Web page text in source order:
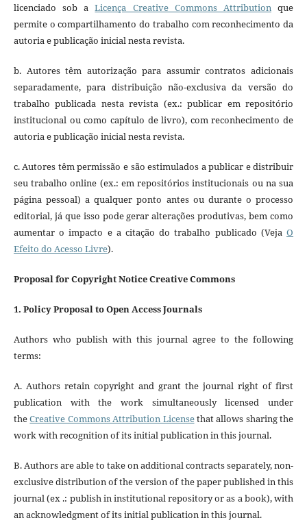
licenciado sob aLicença Creative Commons Attributionque
permite o compartilhamento do trabalho com reconhecimento da
autoria e publicação inicial nesta revista.
b. Autores têm autorização para assumir contratos adicionais
separadamente, para distribuição não-exclusiva da versão do
trabalho publicada nesta revista (ex.: publicar em repositório
institucional ou como capítulo de livro), com reconhecimento de
autoria e publicação inicial nesta revista.
c. Autores têm permissão e são estimulados a publicar e distribuir
seu trabalho online (ex.: em repositórios institucionais ou na sua
página pessoal) a qualquer ponto antes ou durante o processo
editorial, já que isso pode gerar alterações produtivas, bem como
aumentar o impacto e a citação do trabalho publicado (VejaO
Efeito do Acesso Livre).
Proposal for Copyright Notice Creative Commons
1. Policy Proposal to Open Access Journals
Authors who publish with this journal agree to the following
terms:
A. Authors retain copyright and grant the journal right of first
publication with the work simultaneously licensed under
theCreative Commons Attribution Licensethat allows sharing the
work with recognition of its initial publication in this journal.
B. Authors are able to take on additional contracts separately, non-
exclusive distribution of the version of the paper published in this
journal (ex .: publish in institutional repository or as a book), with
an acknowledgment of its initial publication in this journal.